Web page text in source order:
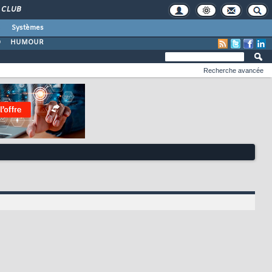
CLUB
Systèmes
HUMOUR
Recherche avancée